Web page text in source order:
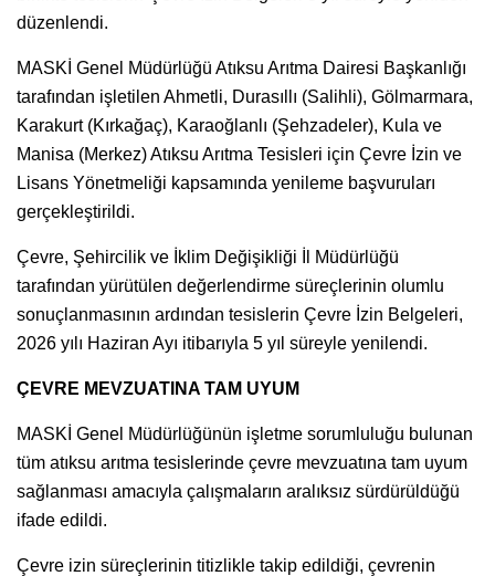
düzenlendi.
MASKİ Genel Müdürlüğü Atıksu Arıtma Dairesi Başkanlığı
tarafından işletilen Ahmetli, Durasıllı (Salihli), Gölmarmara,
Karakurt (Kırkağaç), Karaoğlanlı (Şehzadeler), Kula ve
Manisa (Merkez) Atıksu Arıtma Tesisleri için Çevre İzin ve
Lisans Yönetmeliği kapsamında yenileme başvuruları
gerçekleştirildi.
Çevre, Şehircilik ve İklim Değişikliği İl Müdürlüğü
tarafından yürütülen değerlendirme süreçlerinin olumlu
sonuçlanmasının ardından tesislerin Çevre İzin Belgeleri,
2026 yılı Haziran Ayı itibarıyla 5 yıl süreyle yenilendi.
ÇEVRE MEVZUATINA TAM UYUM
MASKİ Genel Müdürlüğünün işletme sorumluluğu bulunan
tüm atıksu arıtma tesislerinde çevre mevzuatına tam uyum
sağlanması amacıyla çalışmaların aralıksız sürdürüldüğü
ifade edildi.
Çevre izin süreçlerinin titizlikle takip edildiği, çevrenin